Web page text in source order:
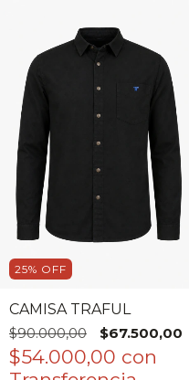
25% OFF
CAMISA TRAFUL
$90.000,00
$67.500,00
$54.000,00 con